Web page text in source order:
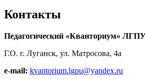
Контакты
Педагогический «Кванториум»
Г.О. г. Луганск, ул. Матросова, 4а
e-mail: kvantorium.lgpu@yandex.ru